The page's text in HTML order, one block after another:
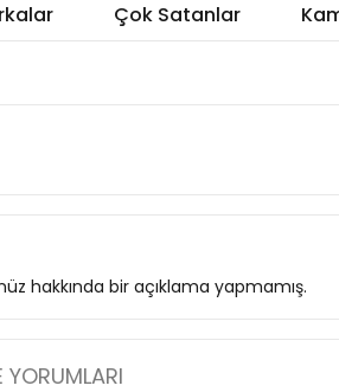
Çok Satanlar
hakkında bir açıklama yapmamış.
YORUMLARI